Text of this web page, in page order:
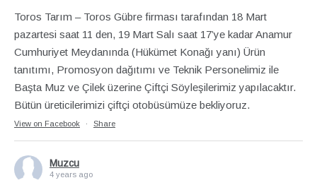
Toros Tarım – Toros Gübre firması tarafından 18 Mart
pazartesi saat 11 den, 19 Mart Salı saat 17’ye kadar Anamur
Cumhuriyet Meydanında (Hükümet Konağı yanı) Ürün
tanıtımı, Promosyon dağıtımı ve Teknik Personelimiz ile
Başta Muz ve Çilek üzerine Çiftçi Söyleşilerimiz yapılacaktır.
Bütün üreticilerimizi çiftçi otobüsümüze bekliyoruz.
View on Facebook · Share
Muzcu
4 years ago